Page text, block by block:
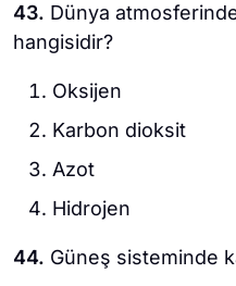
43. Dünya
hangisidir?
Oksijen
Karbon dioksit
Azot
Hidrojen
44. Güneş sisteminde